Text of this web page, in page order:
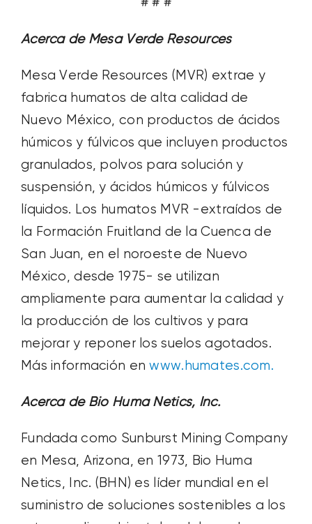
# # #
Acerca de Mesa Verde Resources
Mesa Verde Resources (MVR) extrae y
fabrica humatos de alta calidad de
Nuevo México, con productos de ácidos
húmicos y fúlvicos que incluyen productos
granulados, polvos para solución y
suspensión, y ácidos húmicos y fúlvicos
líquidos. Los humatos MVR -extraídos de
la Formación Fruitland de la Cuenca de
San Juan, en el noroeste de Nuevo
México, desde 1975- se utilizan
ampliamente para aumentar la calidad y
la producción de los cultivos y para
mejorar y reponer los suelos agotados.
Más información enwww.humates.com.
Acerca de Bio Huma Netics, Inc.
Fundada como Sunburst Mining Company
en Mesa, Arizona, en 1973, Bio Huma
Netics, Inc. (BHN) es líder mundial en el
suministro de soluciones sostenibles a los